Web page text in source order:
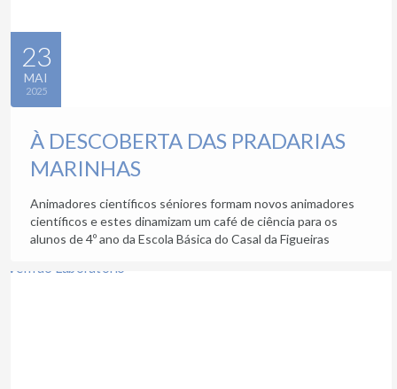
23
MAI
2025
À DESCOBERTA DAS PRADARIAS
MARINHAS
Animadores científicos séniores formam novos animadores
científicos e estes dinamizam um café de ciência para os
alunos de 4º ano da Escola Básica do Casal da Figueiras